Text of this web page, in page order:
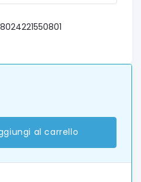
al carrello